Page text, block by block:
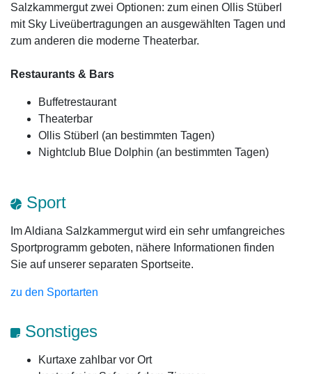
Salzkammergut zwei Optionen: zum einen Ollis Stüberl
mit Sky Liveübertragungen an ausgewählten Tagen und
zum anderen die moderne Theaterbar.
Restaurants & Bars
Buffetrestaurant
Theaterbar
Ollis Stüberl (an bestimmten Tagen)
Nightclub Blue Dolphin (an bestimmten Tagen)
Sport
Im Aldiana Salzkammergut wird ein sehr umfangreiches
Sportprogramm geboten, nähere Informationen finden
Sie auf unserer separaten Sportseite.
zu den Sportarten
Sonstiges
Kurtaxe zahlbar vor Ort